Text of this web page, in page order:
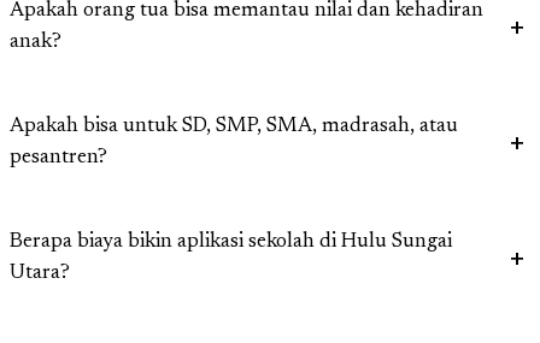
Apakah orang tua bisa memantau nilai dan kehadiran
anak?
Apakah bisa untuk SD, SMP, SMA, madrasah, atau
pesantren?
Berapa biaya bikin aplikasi sekolah di Hulu Sungai
Utara?